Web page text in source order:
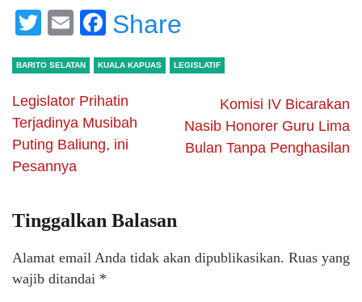
Twitter
EmailFacebook
Share
BARITO SELATAN KUALA KAPUAS LEGISLATIF
Legislator Prihatin
Terjadinya Musibah
Puting Baliung, ini
Pesannya
Komisi IV Bicarakan
Nasib Honorer Guru Lima
Bulan Tanpa Penghasilan
Tinggalkan Balasan
Alamat email Anda tidak akan dipublikasikan. Ruas yang
wajib ditandai *